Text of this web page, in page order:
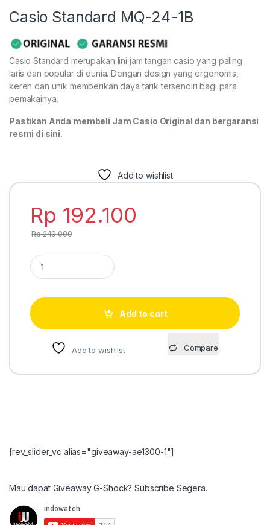
Casio Standard MQ-24-1B
Casio Standard merupakan lini jam tangan casio yang paling
laris dan popular di dunia. Dengan design yang ergonomis,
keren dan unik memberikan daya tarik tersendiri bagi para
pemakainya.
Pastikan Anda membeli Jam Casio Original dan bergaransi
resmi di sini.
Add to wishlist
Rp 192.100
Rp249.000
Casio Standard MQ-24-1B quantity
Add to cart
Add to wishlist Compare
[rev_slider_vc alias="giveaway-ae1300-1"]
Mau dapat Giveaway G-Shock? Subscribe Segera.